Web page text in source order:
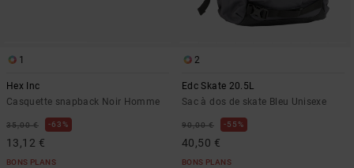
1
Hex Inc
Casquette snapback Noir Homme
35,00 € 63%
13,12 €
BONS PLANS
2
Edc Skate 20.5L
Sac à dos de skate Bleu Unisexe
90,00 € 55%
40,50 €
BONS PLANS